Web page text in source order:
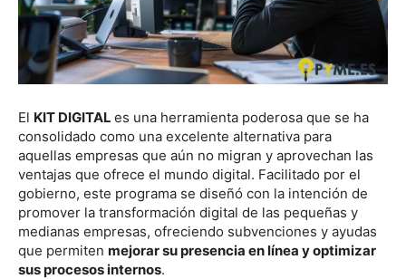
El KIT DIGITAL es una herramienta poderosa que se ha
consolidado como una excelente alternativa para
aquellas empresas que aún no migran y aprovechan las
ventajas que ofrece el mundo digital. Facilitado por el
gobierno, este programa se diseñó con la intención de
promover la transformación digital de las pequeñas y
medianas empresas, ofreciendo subvenciones y ayudas
que permiten mejorar su presencia en línea y optimizar
sus procesos internos.